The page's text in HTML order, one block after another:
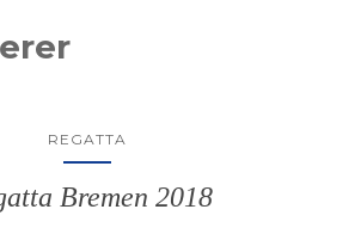
REGATTA
Bremen 2018